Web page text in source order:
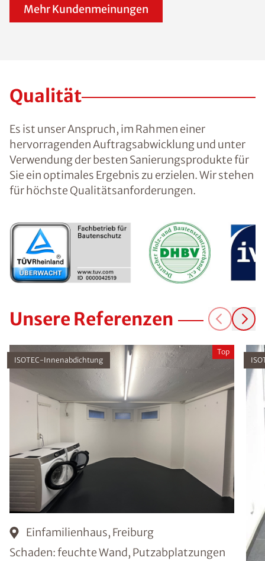
Mehr Kundenmeinungen
Qualität
Es ist unser Anspruch, im Rahmen einer
hervorragenden Auftragsabwicklung und unter
Verwendung der besten Sanierungsprodukte für
Sie ein optimales Ergebnis zu erzielen. Wir stehen
für höchste Qualitätsanforderungen.
Unsere Referenzen
ISOTEC-Innenabdichtung
Top
Einfamilienhaus, Freiburg
Schaden: feuchte Wand, Putzabplatzungen